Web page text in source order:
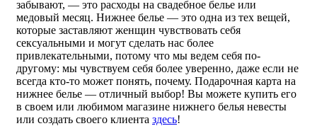
забывают, — это расходы на свадебное белье или
медовый месяц. Нижнее белье — это одна из тех вещей,
которые заставляют женщин чувствовать себя
сексуальными и могут сделать нас более
привлекательными, потому что мы ведем себя по-
другому: мы чувствуем себя более уверенно, даже если не
всегда кто-то может понять, почему. Подарочная карта на
нижнее белье — отличный выбор! Вы можете купить его
в своем или любимом магазине нижнего белья невесты
или создать своего клиента здесь!